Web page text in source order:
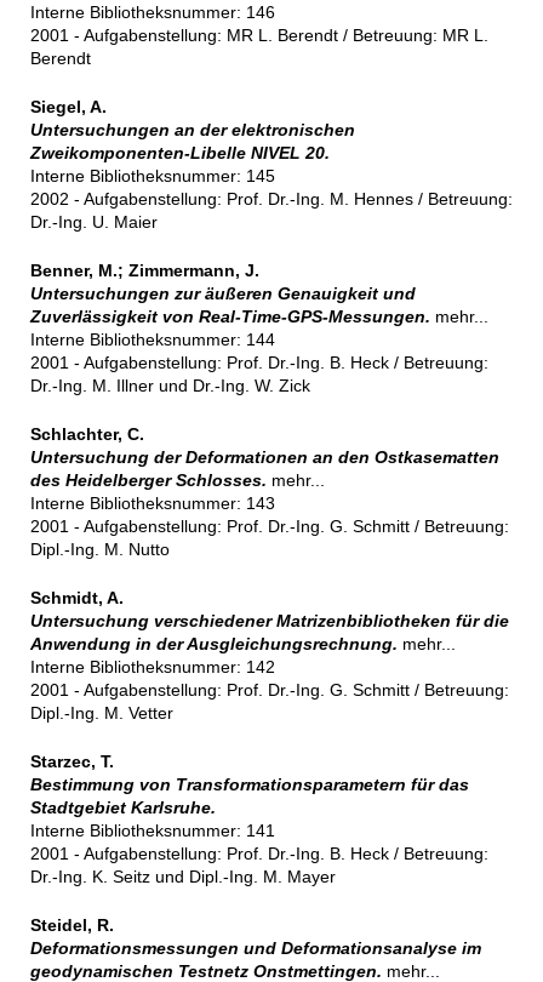
Interne Bibliotheksnummer: 146
2001 - Aufgabenstellung: MR L. Berendt / Betreuung: MR L.
Berendt
Siegel, A.
Untersuchungen an der elektronischen
Zweikomponenten-Libelle NIVEL 20.
Interne Bibliotheksnummer: 145
2002 - Aufgabenstellung: Prof. Dr.-Ing. M. Hennes / Betreuung:
Dr.-Ing. U. Maier
Benner, M.; Zimmermann, J.
Untersuchungen zur äußeren Genauigkeit und
Zuverlässigkeit von Real-Time-GPS-Messungen. mehr...
Interne Bibliotheksnummer: 144
2001 - Aufgabenstellung: Prof. Dr.-Ing. B. Heck / Betreuung:
Dr.-Ing. M. Illner und Dr.-Ing. W. Zick
Schlachter, C.
Untersuchung der Deformationen an den Ostkasematten
des Heidelberger Schlosses. mehr...
Interne Bibliotheksnummer: 143
2001 - Aufgabenstellung: Prof. Dr.-Ing. G. Schmitt / Betreuung:
Dipl.-Ing. M. Nutto
Schmidt, A.
Untersuchung verschiedener Matrizenbibliotheken für die
Anwendung in der Ausgleichungsrechnung. mehr...
Interne Bibliotheksnummer: 142
2001 - Aufgabenstellung: Prof. Dr.-Ing. G. Schmitt / Betreuung:
Dipl.-Ing. M. Vetter
Starzec, T.
Bestimmung von Transformationsparametern für das
Stadtgebiet Karlsruhe.
Interne Bibliotheksnummer: 141
2001 - Aufgabenstellung: Prof. Dr.-Ing. B. Heck / Betreuung:
Dr.-Ing. K. Seitz und Dipl.-Ing. M. Mayer
Steidel, R.
Deformationsmessungen und Deformationsanalyse im
geodynamischen Testnetz Onstmettingen. mehr...